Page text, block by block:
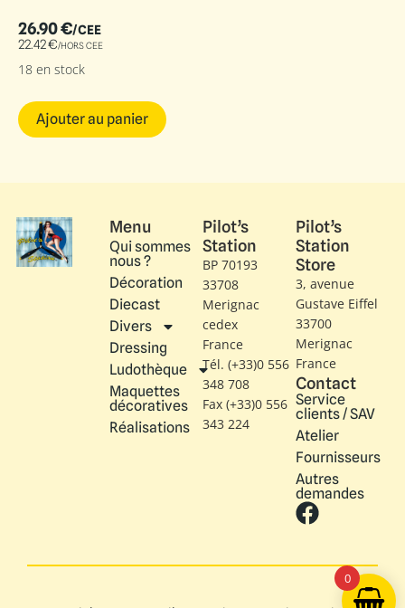
26.90€/CEE
22.42€/HORS CEE
18 en stock
Ajouter au panier
Menu
Qui sommes
nous ?
Décoration
Diecast
Divers
Dressing
Ludothèque
Maquettes
décoratives
Réalisations
Pilot’s
Station
BP 70193
33708
Merignac
cedex
France
Tél. (+33)0 556
348 708
Fax (+33)0 556
343 224
Pilot’s
Station
Store
3, avenue
Gustave Eiffel​
33700
Merignac
France
Contact
Service
clients / SAV
Atelier
Fournisseurs
Autres
demandes
0